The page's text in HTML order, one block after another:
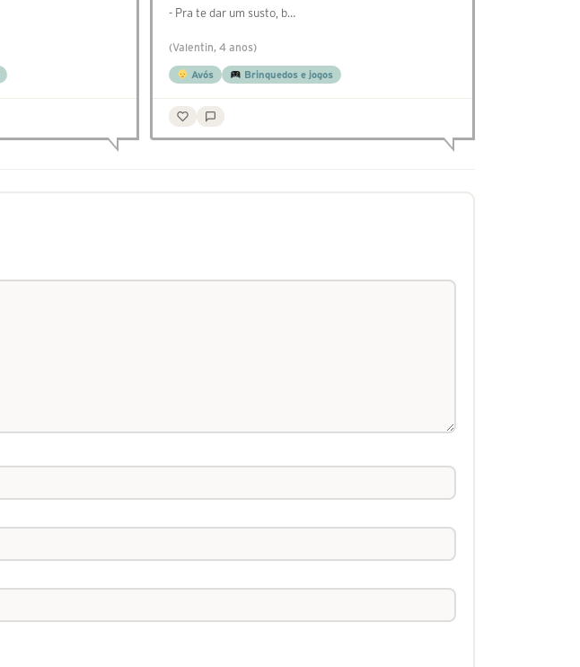
- Pra te dar um susto, b…
(Valentin, 4 anos)
Avós Brinquedos e jogos